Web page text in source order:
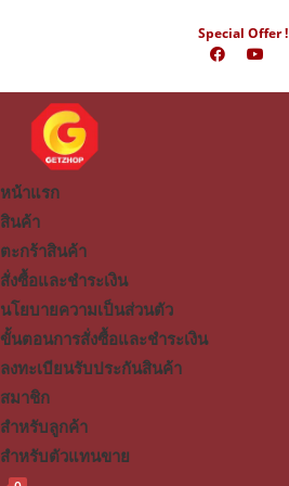
Special Offer !
หน้าแรก
สินค้า
ตะกร้าสินค้า
สั่งซื้อและชำระเงิน
นโยบายความเป็นส่วนตัว
ขั้นตอนการสั่งซื้อและชำระเงิน
ลงทะเบียนรับประกันสินค้า
สมาชิก
สำหรับลูกค้า
สำหรับตัวแทนขาย